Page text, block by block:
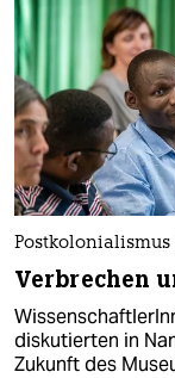
Postkolonialismus
Verbrechen
diskutierten in
Zukunft des